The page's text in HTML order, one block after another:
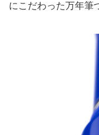
にこだわった万年筆